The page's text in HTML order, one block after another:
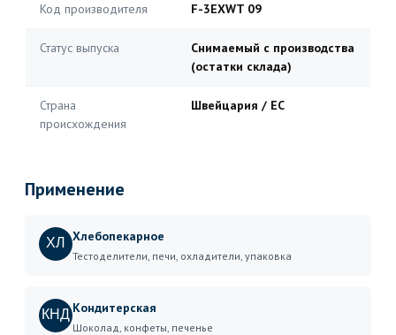
Код производителя F-3EXWT 09
Статус выпуска
Снимаемый с производства
(остатки склада)
Страна
происхождения
Швейцария / ЕС
Применение
ХЛ Хлебопекарное
Тестоделители, печи, охладители, упаковка
КНД Кондитерская
Шоколад, конфеты, печенье